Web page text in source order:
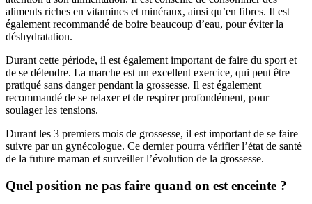
aliments riches en vitamines et minéraux, ainsi qu’en fibres. Il est
également recommandé de boire beaucoup d’eau, pour éviter la
déshydratation.
Durant cette période, il est également important de faire du sport et
de se détendre. La marche est un excellent exercice, qui peut être
pratiqué sans danger pendant la grossesse. Il est également
recommandé de se relaxer et de respirer profondément, pour
soulager les tensions.
Durant les 3 premiers mois de grossesse, il est important de se faire
suivre par un gynécologue. Ce dernier pourra vérifier l’état de santé
de la future maman et surveiller l’évolution de la grossesse.
Quel position ne pas faire quand on est enceinte ?